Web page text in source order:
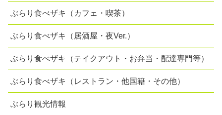
ぶらり食べザキ（カフェ・喫茶）
ぶらり食べザキ（居酒屋・夜Ver.）
ぶらり食べザキ（テイクアウト・お弁当・配達専門等）
ぶらり食べザキ（レストラン・他国籍・その他）
ぶらり観光情報